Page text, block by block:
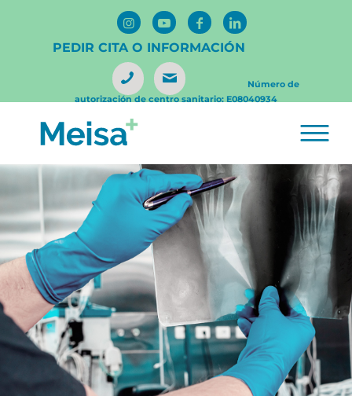
PEDIR CITA O INFORMACIÓN
Número de
autorización de centro sanitario: E08040934